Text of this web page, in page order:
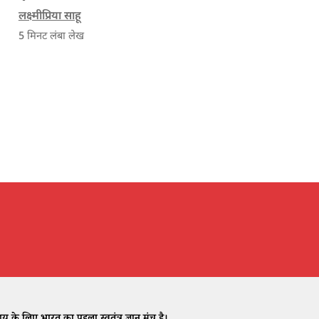
काम करने वाले कृषि मित्र के जीवन का एक
दिन।
लक्ष्मीप्रिया साहू
5मिनट लंबा लेख